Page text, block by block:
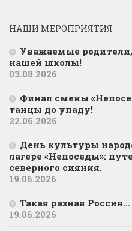
НАШИ МЕРОПРИЯТИЯ
Уважаемые
нашей школы!
03.08.2026
Финал смены
танцы до упаду!
22.06.2026
День культуры
лагере «Непоседы»:
северного сияния.
19.06.2026
Такая разная Россия…
19.06.2026